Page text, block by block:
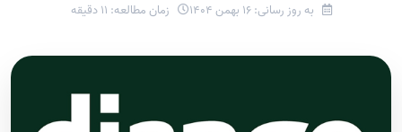
به روز رسانی: 16 بهمن 1404 زمان مطالعه: 11 دقیقه